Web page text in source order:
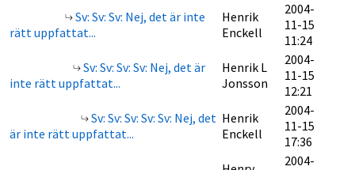
Sv: Sv: Sv: Nej, det är inte
rätt uppfattat...
Henrik
Enckell
2004-
11-15
11:24
Sv: Sv: Sv: Sv: Nej, det är
inte rätt uppfattat...
Henrik L
Jonsson
2004-
11-15
12:21
Sv: Sv: Sv: Sv: Sv: Nej, det
är inte rätt uppfattat...
Henrik
Enckell
2004-
11-15
17:36
2004-